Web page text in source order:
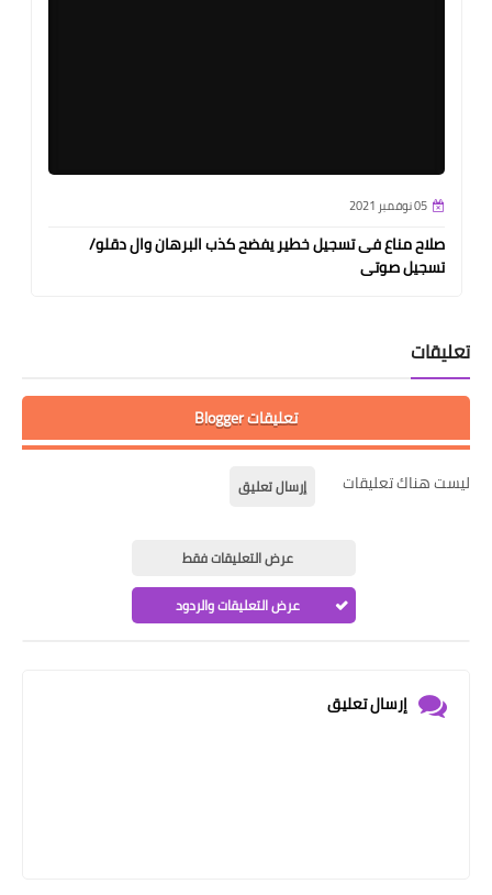
05 نوفمبر 2021
صلاح مناع فى تسجيل خطير يفضح كذب البرهان وال دقلو/
تسجيل صوتى
تعليقات
تعليقات Blogger
ليست هناك تعليقات إرسال تعليق
عرض التعليقات فقط
عرض التعليقات والردود
إرسال تعليق